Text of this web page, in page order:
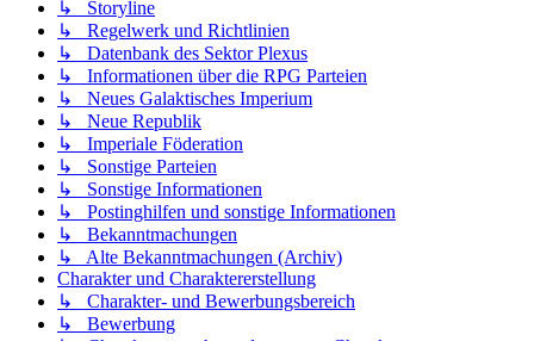
↳ Storyline
↳ Regelwerk und Richtlinien
↳ Datenbank des Sektor Plexus
↳ Informationen über die RPG Parteien
↳ Neues Galaktisches Imperium
↳ Neue Republik
↳ Imperiale Föderation
↳ Sonstige Parteien
↳ Sonstige Informationen
↳ Postinghilfen und sonstige Informationen
↳ Bekanntmachungen
↳ Alte Bekanntmachungen (Archiv)
Charakter und Charaktererstellung
↳ Charakter- und Bewerbungsbereich
↳ Bewerbung